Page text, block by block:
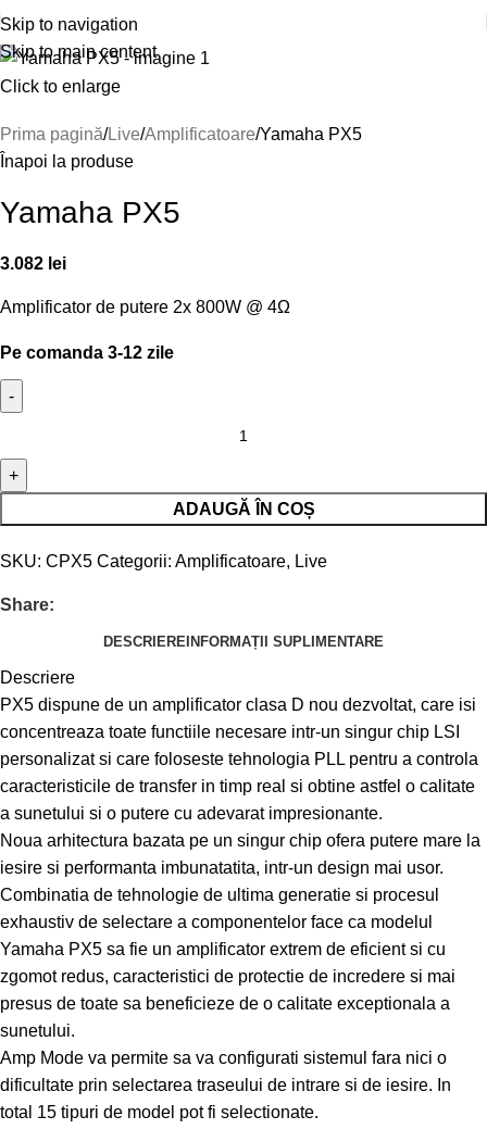
Skip to navigation
Skip to main content
Click to enlarge
Prima pagină Live Amplificatoare Yamaha PX5
Înapoi la produse
Yamaha PX5
3.082 lei
Amplificator de putere 2x 800W @ 4Ω
Pe comanda 3-12 zile
ADAUGĂ ÎN COȘ
SKU: CPX5 Categorii: Amplificatoare, Live
Share:
DESCRIERE INFORMAȚII SUPLIMENTARE
Descriere
PX5 dispune de un amplificator clasa D nou dezvoltat, care isi
concentreaza toate functiile necesare intr-un singur chip LSI
personalizat si care foloseste tehnologia PLL pentru a controla
caracteristicile de transfer in timp real si obtine astfel o calitate
a sunetului si o putere cu adevarat impresionante.
Noua arhitectura bazata pe un singur chip ofera putere mare la
iesire si performanta imbunatatita, intr-un design mai usor.
Combinatia de tehnologie de ultima generatie si procesul
exhaustiv de selectare a componentelor face ca modelul
Yamaha PX5 sa fie un amplificator extrem de eficient si cu
zgomot redus, caracteristici de protectie de incredere si mai
presus de toate sa beneficieze de o calitate exceptionala a
sunetului.
Amp Mode va permite sa va configurati sistemul fara nici o
dificultate prin selectarea traseului de intrare si de iesire. In
total 15 tipuri de model pot fi selectionate.